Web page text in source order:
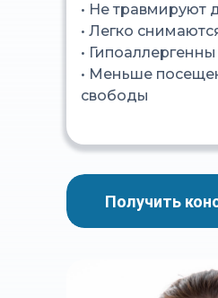
• Не травмируют
• Легко
• Гипоаллергенны
• Меньше
свободы
Получить